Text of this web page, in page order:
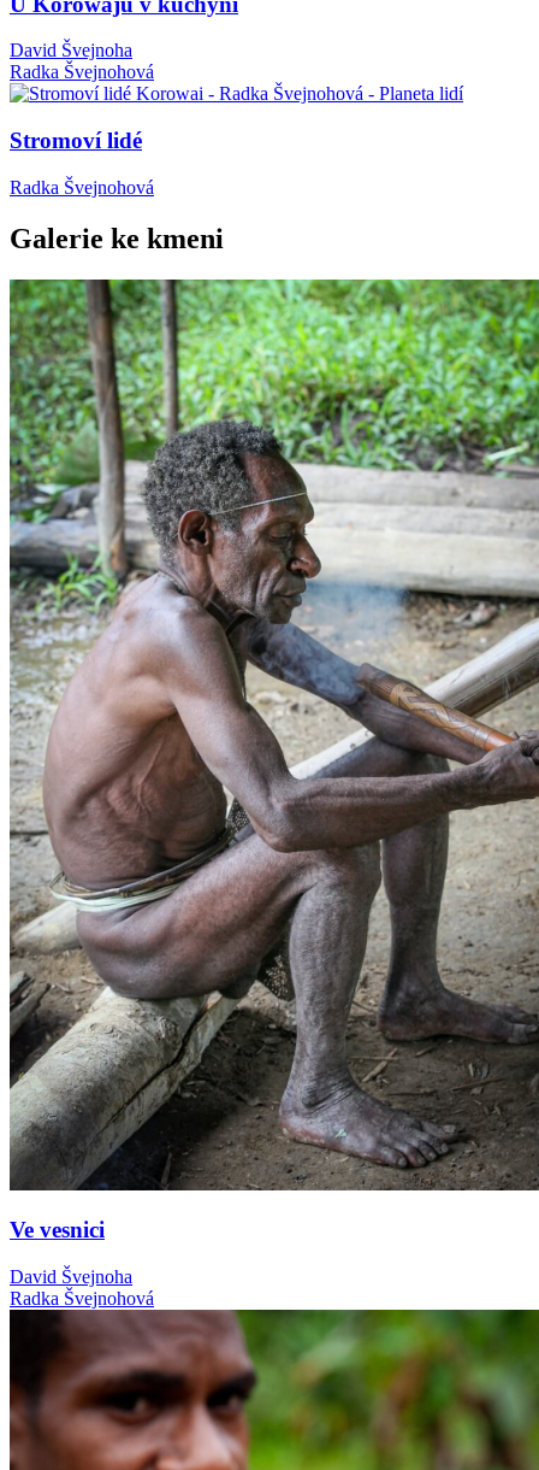
David Švejnoha
Radka Švejnohová
Stromoví lidé
Radka Švejnohová
Galerie ke kmeni
Ve vesnici
David Švejnoha
Radka Švejnohová